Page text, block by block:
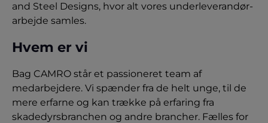
and Steel Designs, hvor alt vores underleverandør-
arbejde samles.
Hvem er vi
Bag CAMRO står et passioneret team af
medarbejdere. Vi spænder fra de helt unge, til de
mere erfarne og kan trække på erfaring fra
skadedyrsbranchen og andre brancher. Fælles for